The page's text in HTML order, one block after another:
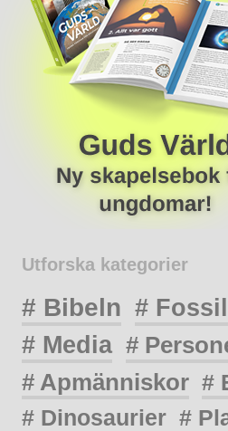
Utforska kategorier
# Bibeln # Fossil
# Media #
# Apmänniskor #
# Dinosaurier #